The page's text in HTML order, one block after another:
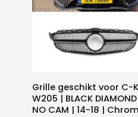
Grille geschikt voor C-
W205 | BLACK
NO CAM | 14-18 |